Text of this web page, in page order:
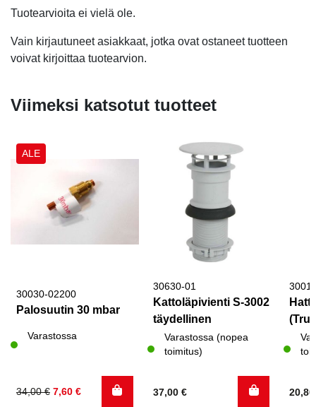
Tuotearvioita ei vielä ole.
Vain kirjautuneet asiakkaat, jotka ovat ostaneet tuotteen
voivat kirjoittaa tuotearvion.
Viimeksi katsotut tuotteet
ALE
30030-02200
Palosuutin 30 mbar
Varastossa
34,00€
Alkuperäinen
7,60 €
Nykyinen
30630-01
Kattoläpivienti S-3002
täydellinen
Varastossa (nopea
toimitus)
37,00 €